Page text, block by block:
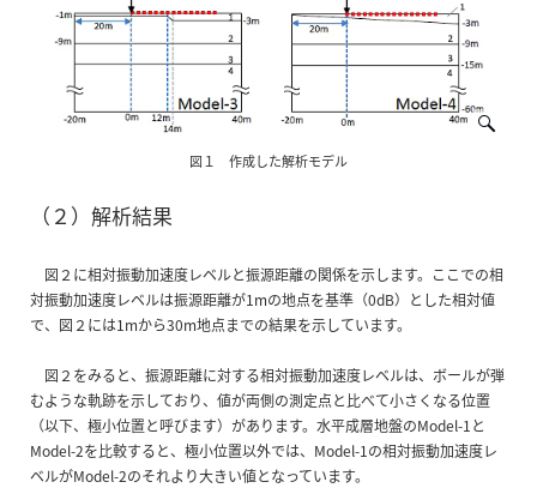
図１ 作成した解析モデル
（２）解析結果
図２に相対振動加速度レベルと振源距離の関係を示します。ここでの相
対振動加速度レベルは振源距離が1mの地点を基準（0dB）とした相対値
で、図２には1mから30m地点までの結果を示しています。
図２をみると、振源距離に対する相対振動加速度レベルは、ボールが弾
むような軌跡を示しており、値が両側の測定点と比べて小さくなる位置
（以下、極小位置と呼びます）があります。水平成層地盤のModel-1と
Model-2を比較すると、極小位置以外では、Model-1の相対振動加速度レ
ベルがModel-2のそれより大きい値となっています。